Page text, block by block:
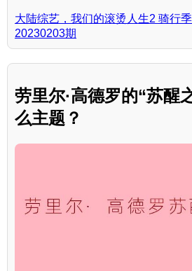
大陆综艺，我们的滚烫人生2 骑行
20230203期
劳里尔·高德罗的“苏醒
么主题？